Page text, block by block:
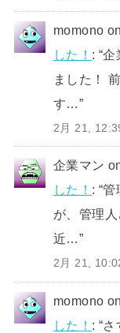
momono on
した！ : “企
ました！
す…”
2月 21,
企業マン
した！ : “管
が、管理
近…”
2月 21,
momono on
した！ : “さ